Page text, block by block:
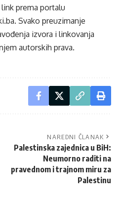
prema portalu
. Svako preuzimanje
izvora i linkovanja
autorskih prava.
NAREDNI ČLANAK
Palestinska zajednica u BiH:
Neumorno raditi na
pravednom i trajnom miru za
Palestinu